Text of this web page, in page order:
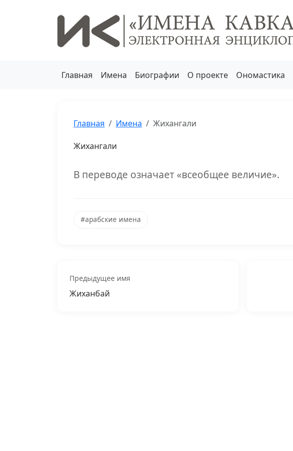
Главная Имена Биографии О проекте Ономастика
Главная Имена Жихангали
Жихангали
В переводе означает «всеобщее величие».
#арабские имена
Предыдущее имя
Жиханбай